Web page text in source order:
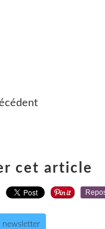
cet article
newsletter